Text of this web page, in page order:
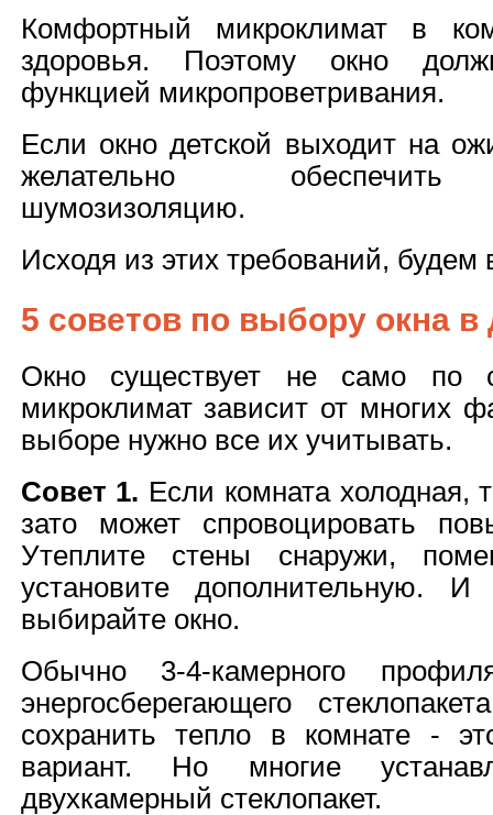
Комфортный микроклимат в
здоровья. Поэтому окно
функцией микропроветривания.
Если окно детской выходит на
желательно обеспечить
шумозизоляцию.
Исходя из этих требований, будем
5 советов по выбору окна в
Окно существует не само по
микроклимат зависит от многих
выборе нужно все их учитывать.
Совет 1. Если комната холодная,
зато может спровоцировать
Утеплите стены снаружи,
установите дополнительную. И
выбирайте окно.
Обычно 3-4-камерного
энергосберегающего
сохранить тепло в комнате -
вариант. Но многие
двухкамерный стеклопакет.